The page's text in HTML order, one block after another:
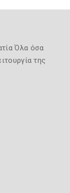
Όλα όσα
της